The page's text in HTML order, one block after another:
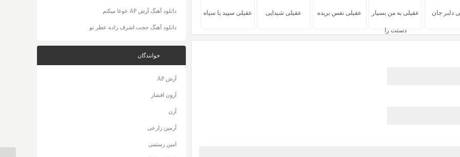
دلبر جان عقیلی به من بسپار
دستت را
عقیلی نفس بریده عقیلی شیدایی عقیلی سپید یا سیاه دانلود آهنگ آرش AP غوغا میکنم
دانلود آهنگ حجت اشرف زاده عطر تو
خوانندگان
آرش AP
آرون افشار
آرن
آرمین زارعی
امین رستمی